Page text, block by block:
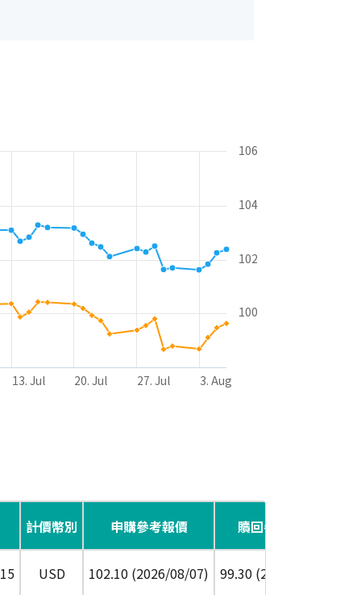
13. Jul 20. Jul 27. Jul 3. Aug
100
102
104
106
計價幣別 申購參考報價 贖回參考報價
USD 102.10 (2026/08/07) 99.30 (2026/08/07)